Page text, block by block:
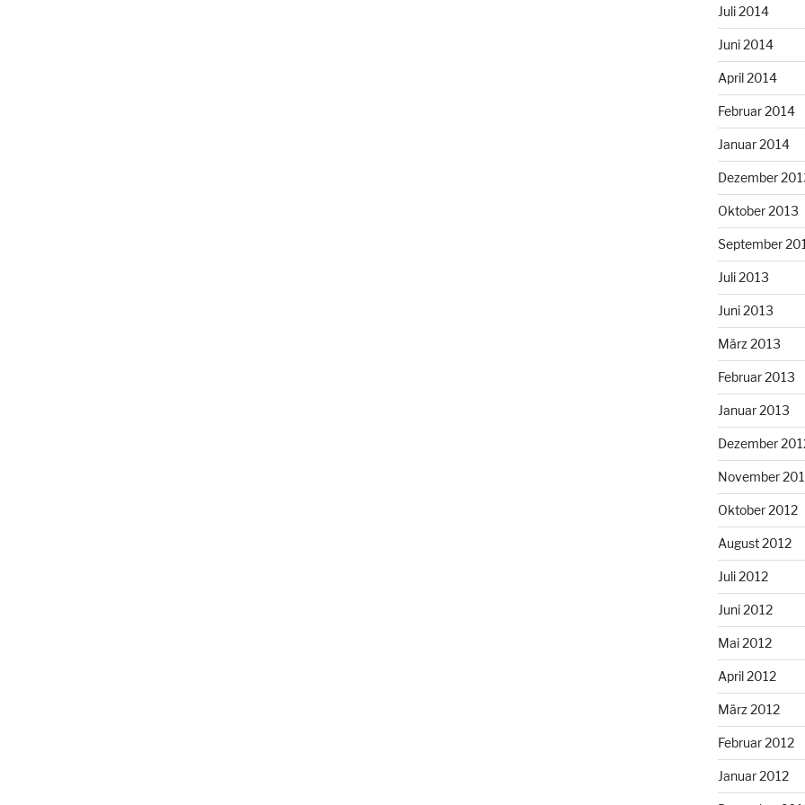
Juli 2014
Juni 2014
April 2014
Februar 2014
Januar 2014
Dezember
Oktober 2013
September
Juli 2013
Juni 2013
März 2013
Februar 2013
Januar 2013
Dezember
November
Oktober 2012
August 2012
Juli 2012
Juni 2012
Mai 2012
April 2012
März 2012
Februar 2012
Januar 2012